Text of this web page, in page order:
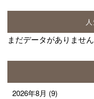
まだデータがありません
2026年8月 (9)